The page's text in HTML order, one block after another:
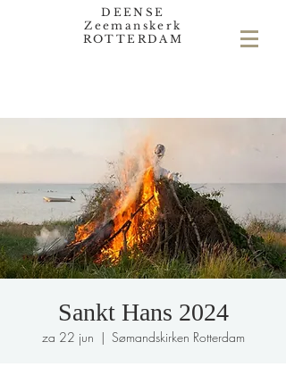
DEENSE
Zeemanskerk
ROTTERDAM
Sankt Hans 2024
za 22 jun
  |
Sømandskirken Rotterdam